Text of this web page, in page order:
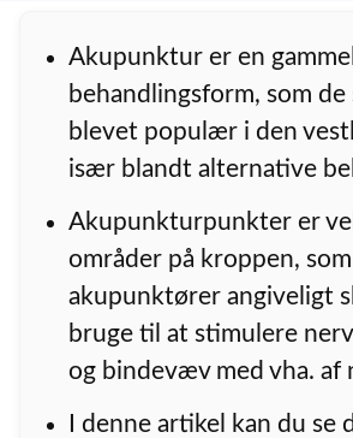
Akupunktur er en
behandlingsform, som de
blevet populær i den
især blandt alternative
Akupunkturpunkter er
områder på kroppen, som
akupunktører angiveligt
bruge til at stimulere
og bindevæv med vha. af
I denne artikel kan du se